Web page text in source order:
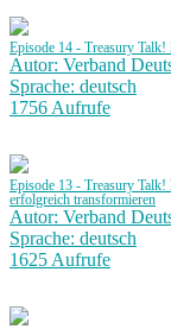
Episode 14 - Treasury
Autor: Verband
Sprache: deutsch
1756 Aufrufe
Episode 13 - Treasury
erfolgreich transformieren
Autor: Verband
Sprache: deutsch
1625 Aufrufe